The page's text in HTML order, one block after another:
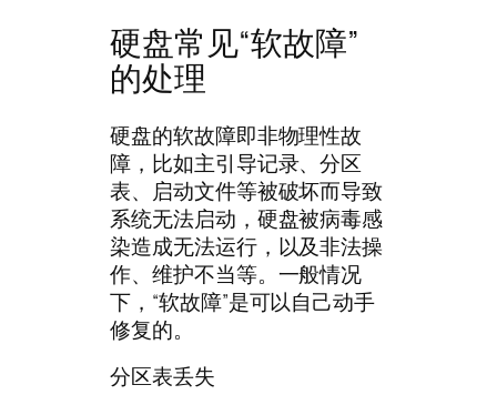
硬盘常见“软故障”
的处理
硬盘的软故障即非物理性故
障，比如主引导记录、分区
表、启动文件等被破坏而导致
系统无法启动，硬盘被病毒感
染造成无法运行，以及非法操
作、维护不当等。一般情况
下，“软故障”是可以自己动手
修复的。
分区表丢失